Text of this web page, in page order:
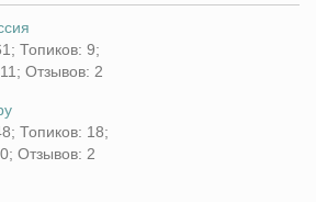
Топиков: 9;
Отзывов: 2
Топиков: 18;
Отзывов: 2